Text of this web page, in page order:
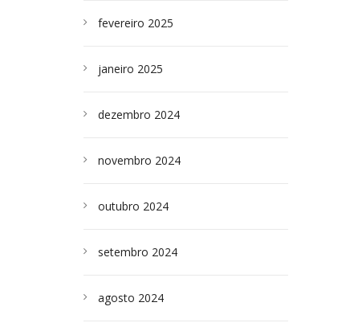
fevereiro 2025
janeiro 2025
dezembro 2024
novembro 2024
outubro 2024
setembro 2024
agosto 2024